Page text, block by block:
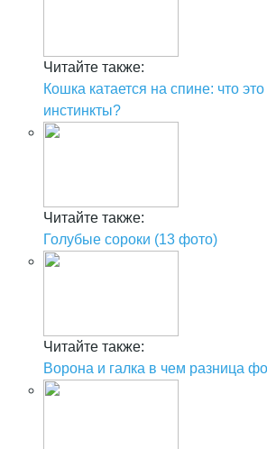
Читайте также:
Кошка катается на спине: что
инстинкты?
Читайте также:
Голубые сороки (13 фото)
Читайте также:
Ворона и галка в чем разница